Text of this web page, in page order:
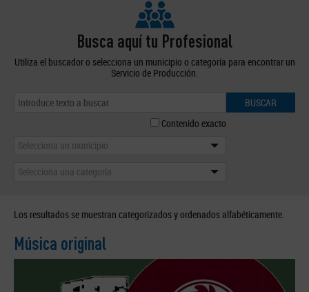
Busca aquí tu Profesional
Utiliza el buscador o selecciona un municipio o categoría para encontrar un
Servicio de Producción.
BUSCAR
Contenido exacto
Selecciona un municipio
Selecciona una categoría
Los resultados se muestran categorizados y ordenados alfabéticamente.
Música original